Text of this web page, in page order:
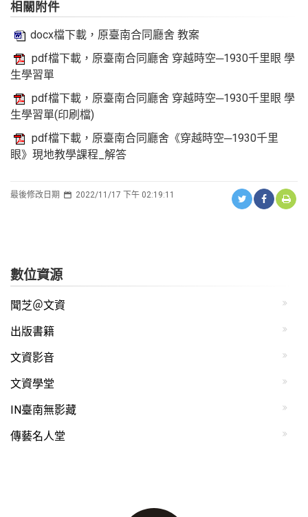
相關附件
docx檔下載，原臺南合同廳舍 教案
pdf檔下載，原臺南合同廳舍 穿越時空─1930千里眼 學
生學習單
pdf檔下載，原臺南合同廳舍 穿越時空─1930千里眼 學
生學習單(印刷檔)
pdf檔下載，原臺南合同廳舍《穿越時空─1930千里
眼》現地教學課程_解答
最後修改日期 2022/11/17 下午 02:19:11
數位資源
聞芝＠文資
出版書籍
文資影音
文資學堂
IN臺南無影藏
傳藝名人堂